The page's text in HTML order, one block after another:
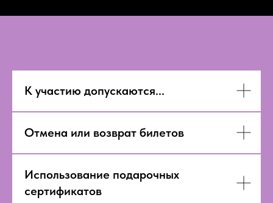
К участию допускаются...
Отмена или возврат билетов
Использование подарочных
сертификатов